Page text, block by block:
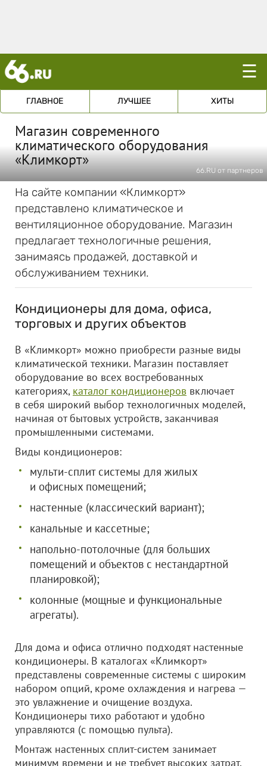
☰
ГЛАВНОЕ ЛУЧШЕЕ ХИТЫ
Магазин современного
климатического оборудования
«Климкорт»
66.RU от партнеров
На сайте компании «Климкорт»
представлено климатическое и
вентиляционное оборудование. Магазин
предлагает технологичные решения,
занимаясь продажей, доставкой и
обслуживанием техники.
Кондиционеры для дома, офиса,
торговых и других объектов
В «Климкорт» можно приобрести разные виды
климатической техники. Магазин поставляет
оборудование во всех востребованных
категориях, каталог кондиционеров включает
в себя широкий выбор технологичных моделей,
начиная от бытовых устройств, заканчивая
промышленными системами.
Виды кондиционеров:
мульти-сплит системы для жилых
и офисных помещений;
настенные (классический вариант);
канальные и кассетные;
напольно-потолочные (для больших
помещений и объектов с нестандартной
планировкой);
колонные (мощные и функциональные
агрегаты).
Для дома и офиса отлично подходят настенные
кондиционеры. В каталогах «Климкорт»
представлены современные системы с широким
набором опций, кроме охлаждения и нагрева —
это увлажнение и очищение воздуха.
Кондиционеры тихо работают и удобно
управляются (с помощью пульта).
Монтаж настенных сплит-систем занимает
минимум времени и не требует высоких затрат.